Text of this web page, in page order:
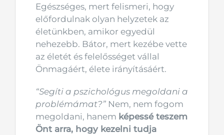
Egészséges, mert felismeri, hogy
előfordulnak olyan helyzetek az
életünkben, amikor egyedül
nehezebb. Bátor, mert kezébe vette
az életét és felelősséget vállal
Önmagáért, élete irányításáért.
“Segíti a pszichológus megoldani a
problémámat?”Nem, nem fogom
megoldani, hanem képessé teszem
Önt arra, hogy kezelni tudja